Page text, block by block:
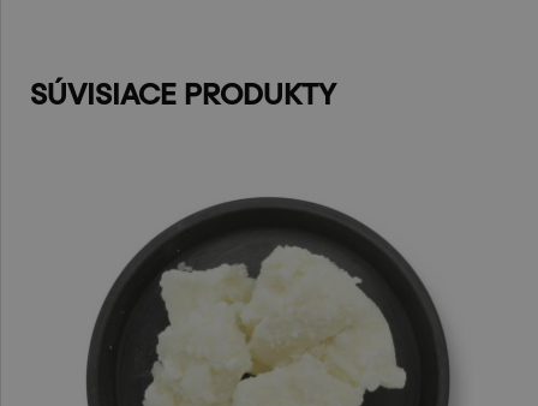
SÚVISIACE PRODUKTY